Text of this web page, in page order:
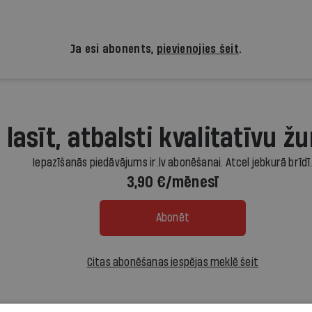
Ja esi abonents, pievienojies šeit.
lasīt, atbalsti kvalitatīvu
Iepazīšanās piedāvājums ir.lv abonēšanai. Atcel jebkurā brīdī.
3,90 €/mēnesī
Abonēt
Citas abonēšanas iespējas meklē šeit